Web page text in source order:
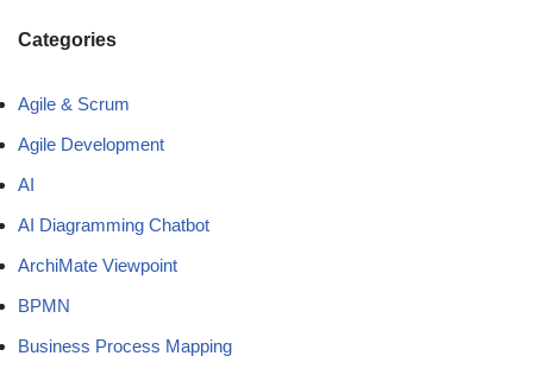
Categories
Agile & Scrum
Agile Development
AI
AI Diagramming Chatbot
ArchiMate Viewpoint
BPMN
Business Process Mapping